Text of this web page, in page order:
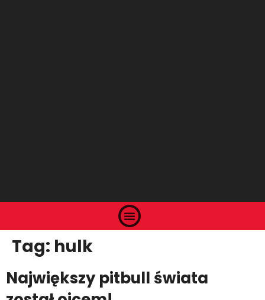
Tag: hulk
Największy pitbull świata